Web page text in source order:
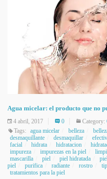
Agua micelar: el producto que no
4 abril, 2017 0 Category:
Tags:
agua micelar belleza
desmaquillante
desmaquillar
facial
hidrata hidratacion
impureza
impurezas en la piel
mascarilla
piel piel hidratada
piel
purifica radiante rostro
tratamientos para la piel